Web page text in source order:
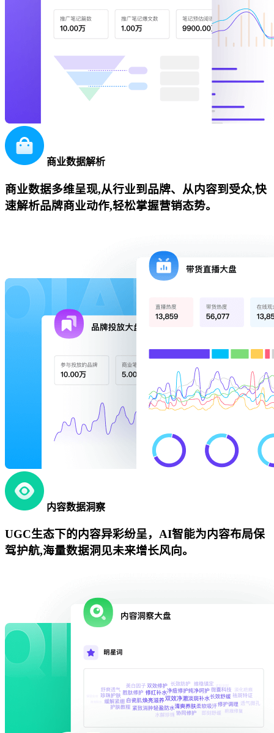
商业数据解析
商业数据多维呈现,从行业到品牌、从内容到受众,快
速解析品牌商业动作,轻松掌握营销态势。
内容数据洞察
UGC生态下的内容异彩纷呈，AI智能为内容布局保
驾护航,海量数据洞见未来增长风向。